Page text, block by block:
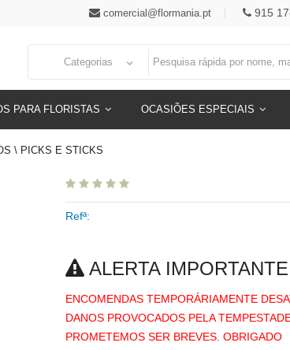
comercial@flormania.pt 915
Categorias
PARA FLORISTAS OCASIÕES ESPECIAIS
\ PICKS E STICKS
Refª:
ALERTA IMPORTANTE
ENCOMENDAS TEMPORÁRIAMENTE
DANOS PROVOCADOS PELA
PROMETEMOS SER BREVES. OBRIGADO